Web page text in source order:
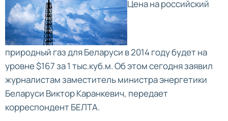
Цена на российский
природный газ для Беларуси в 2014 году будет на
уровне $167 за 1 тыс.куб.м. Об этом сегодня заявил
журналистам заместитель министра энергетики
Беларуси Виктор Каранкевич, передает
корреспондент БЕЛТА.